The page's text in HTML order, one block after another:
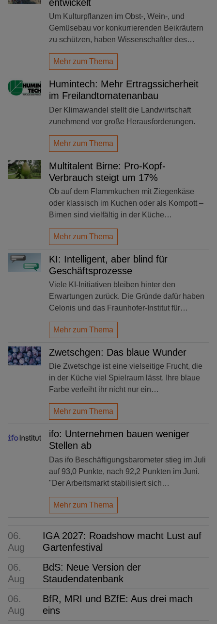
entwickelt
Um Kulturpflanzen im Obst-, Wein-, und
Gemüsebau vor konkurrierenden Beikräutern
zu schützen, haben Wissenschaftler des…
Mehr zum Thema
Humintech: Mehr Ertragssicherheit
im Freilandtomatenanbau
Der Klimawandel stellt die Landwirtschaft
zunehmend vor große Herausforderungen.
Mehr zum Thema
Multitalent Birne: Pro-Kopf-
Verbrauch steigt um 17%
Ob auf dem Flammkuchen mit Ziegenkäse
oder klassisch im Kuchen oder als Kompott –
Birnen sind vielfältig in der Küche…
Mehr zum Thema
KI: Intelligent, aber blind für
Geschäftsprozesse
Viele KI-Initiativen bleiben hinter den
Erwartungen zurück. Die Gründe dafür haben
Celonis und das Fraunhofer-Institut für…
Mehr zum Thema
Zwetschgen: Das blaue Wunder
Die Zwetschge ist eine vielseitige Frucht, die
in der Küche viel Spielraum lässt. Ihre blaue
Farbe verleiht ihr nicht nur ein…
Mehr zum Thema
ifo: Unternehmen bauen weniger
Stellen ab
Das ifo Beschäftigungsbarometer stieg im Juli
auf 93,0 Punkte, nach 92,2 Punkten im Juni.
"Der Arbeitsmarkt stabilisiert sich…
Mehr zum Thema
06.
Aug
IGA 2027: Roadshow macht Lust auf
Gartenfestival
06.
Aug
BdS: Neue Version der
Staudendatenbank
06.
Aug
BfR, MRI und BZfE: Aus drei mach
eins